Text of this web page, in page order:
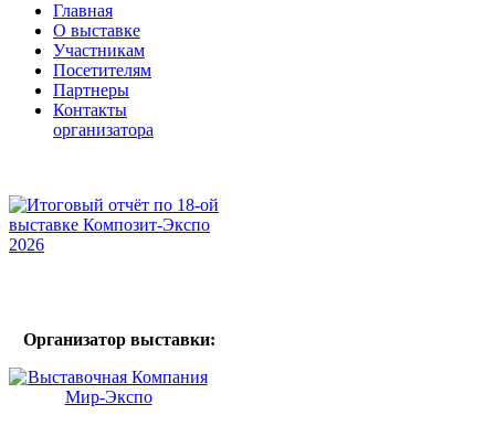
Главная
О выставке
Участникам
Посетителям
Партнеры
Контакты
организатора
Организатор выставки: